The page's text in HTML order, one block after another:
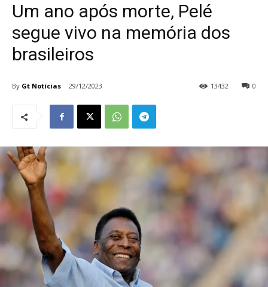
Um ano após morte, Pelé
segue vivo na memória dos
brasileiros
By Gt Notícias 29/12/2023 0
13432